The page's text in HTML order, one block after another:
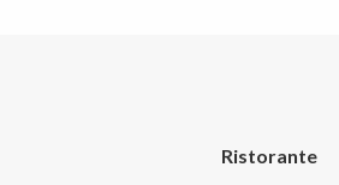
Ristorante